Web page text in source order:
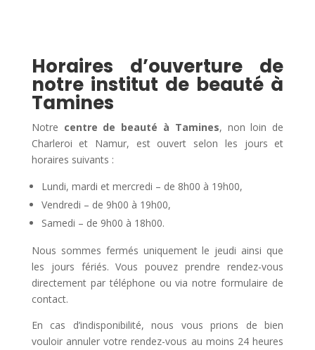
Horaires d’ouverture de
notre institut de beauté à
Tamines
Notre centre de beauté à Tamines, non loin de
Charleroi et Namur, est ouvert selon les jours et
horaires suivants :
Lundi, mardi et mercredi – de 8h00 à 19h00,
Vendredi – de 9h00 à 19h00,
Samedi – de 9h00 à 18h00.
Nous sommes fermés uniquement le jeudi ainsi que
les jours fériés. Vous pouvez prendre rendez-vous
directement par téléphone ou via notre formulaire de
contact.
En cas d’indisponibilité, nous vous prions de bien
vouloir annuler votre rendez-vous au moins 24 heures